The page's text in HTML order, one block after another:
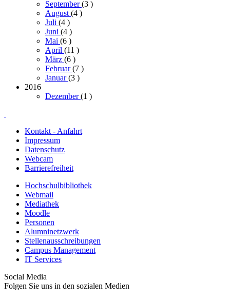
September(3 )
August (4 )
Juli (4 )
Juni (4 )
Mai (6 )
April (11 )
März (6 )
Februar(7 )
Januar(3 )
2016
Dezember(1 )
Kontakt - Anfahrt
Impressum
Datenschutz
Webcam
Barrierefreiheit
Hochschulbibliothek
Webmail
Mediathek
Moodle
Personen
Alumninetzwerk
Stellenausschreibungen
Campus Management
IT Services
Social Media
Folgen Sie uns in den sozialen Medien